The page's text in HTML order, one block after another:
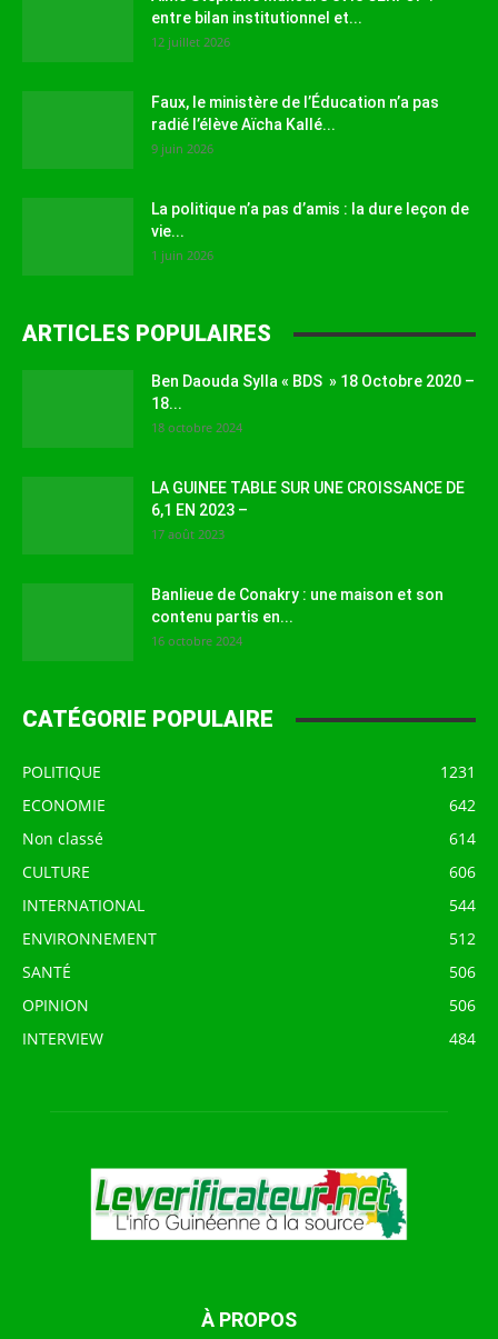
entre bilan institutionnel et...
12 juillet 2026
Faux, le ministère de l’Éducation n’a pas
radié l’élève Aïcha Kallé...
9 juin 2026
La politique n’a pas d’amis : la dure leçon de
vie...
1 juin 2026
ARTICLES POPULAIRES
Ben Daouda Sylla « BDS » 18 Octobre 2020 –
18...
18 octobre 2024
LA GUINEE TABLE SUR UNE CROISSANCE DE
6,1 EN 2023 –
17 août 2023
Banlieue de Conakry : une maison et son
contenu partis en...
16 octobre 2024
CATÉGORIE POPULAIRE
POLITIQUE
1231
ECONOMIE
642
Non classé
614
CULTURE
606
INTERNATIONAL
544
ENVIRONNEMENT
512
SANTÉ
506
OPINION
506
INTERVIEW
484
À PROPOS